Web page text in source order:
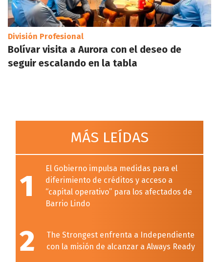
División Profesional
Bolívar visita a Aurora con el deseo de
seguir escalando en la tabla
MÁS LEÍDAS
1
El Gobierno impulsa medidas para el
diferimiento de créditos y acceso a
“capital operativo” para los afectados de
Barrio Lindo
2
The Strongest enfrenta a Independiente
con la misión de alcanzar a Always Ready